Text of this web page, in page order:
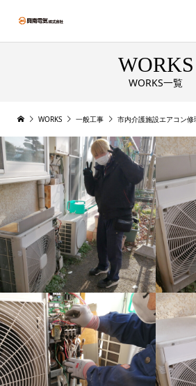
WORKS
WORKS一覧
WORKS 一般工事 市内介護施設エアコン修